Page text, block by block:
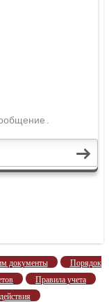
документы
Порядок
Правила учета